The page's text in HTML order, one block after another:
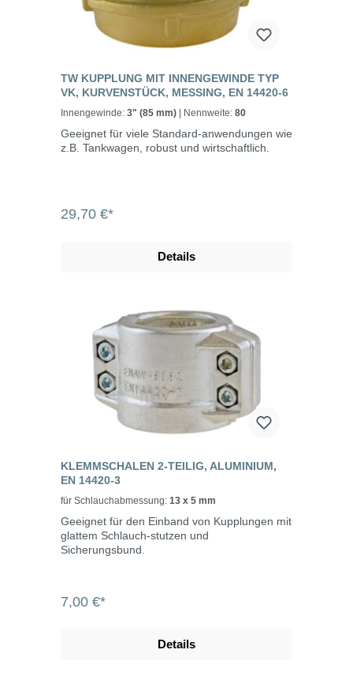
TW KUPPLUNG MIT INNENGEWINDE TYP
VK, KURVENSTÜCK, MESSING, EN 14420-6
Innengewinde: 3" (85 mm) | Nennweite: 80
Geeignet für viele Standard-anwendungen wie
z.B. Tankwagen, robust und wirtschaftlich.
29,70 €*
Details
KLEMMSCHALEN 2-TEILIG, ALUMINIUM,
EN 14420-3
für Schlauchabmessung: 13 x 5 mm
Geeignet für den Einband von Kupplungen mit
glattem Schlauch-stutzen und
Sicherungsbund.
7,00 €*
Details